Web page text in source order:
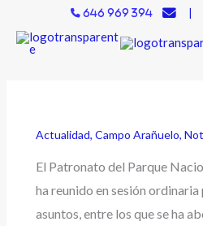
contenido
646 969 394 |
Actualidad,Campo Arañuelo,
El Patronato del Parque
ha reunido en sesión
asuntos, entre los que se ha